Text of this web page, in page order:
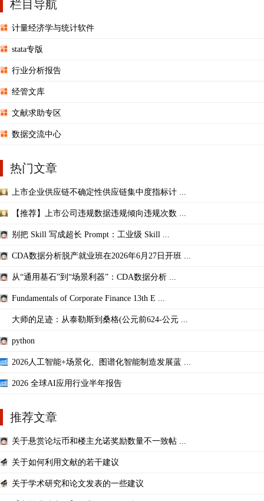
栏目导航
计量经济学与统计软件
stata专版
行业分析报告
经管文库
文献求助专区
数据交流中心
热门文章
上市企业供应链不确定性供应链集中度指标计 ...
【推荐】上市公司违规数据违规倾向违规次数 ...
别把 Skill 写成超长 Prompt：工业级 Skill ...
CDA数据分析脱产就业班在2026年6月27日开班 ...
从“通用基石”到“场景利器”：CDA数据分析 ...
Fundamentals of Corporate Finance 13th E ...
大师的足迹：从泰勒斯到桑格(公元前624-公元 ...
python
2026人工智能+场景化、图谱化智能制造发展蓝 ...
2026 全球AI应用行业半年报告
推荐文章
关于悬赏论坛币和楼主允诺奖励数量不一致帖 ...
关于如何利用文献的若干建议
关于学术研究和论文发表的一些建议